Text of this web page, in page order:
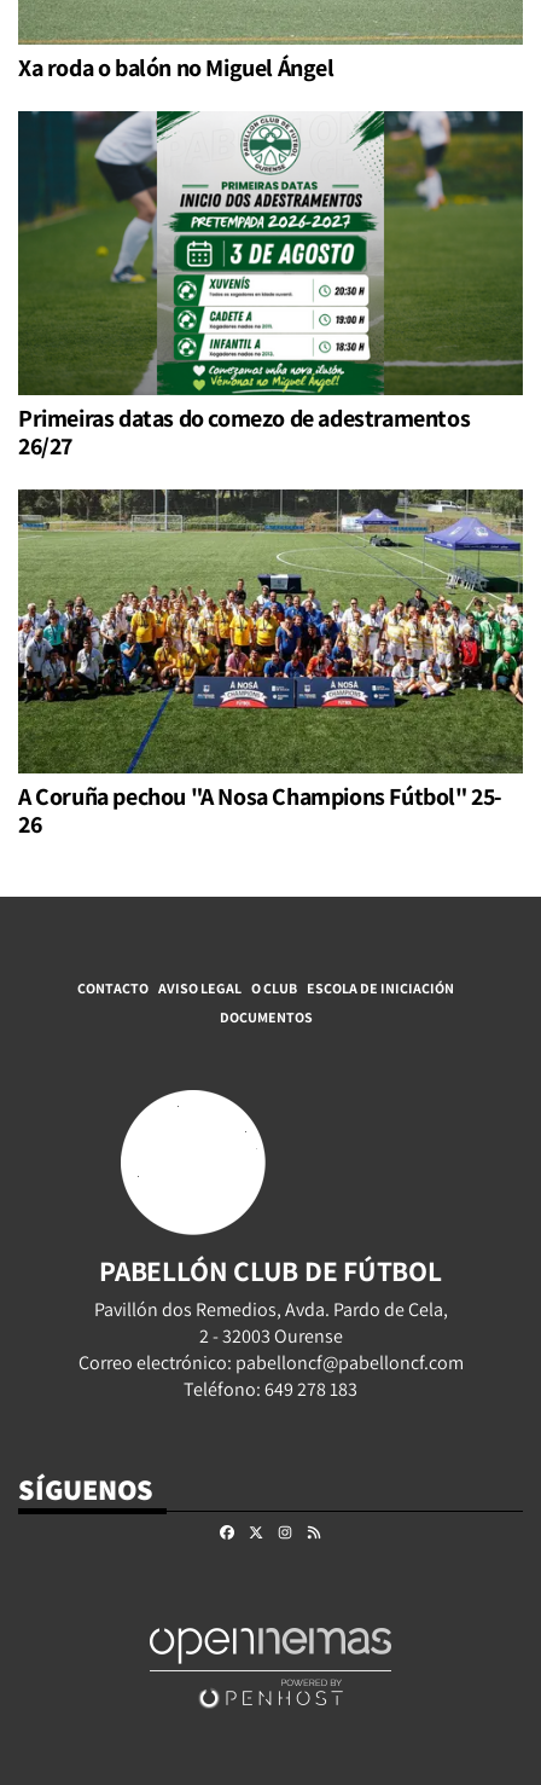
Xa roda o balón no Miguel Ángel
Primeiras datas do comezo de adestramentos
26/27
A Coruña pechou "A Nosa Champions Fútbol" 25-
26
CONTACTO AVISO LEGAL O CLUB ESCOLA DE INICIACIÓN
DOCUMENTOS
PABELLÓN CLUB DE FÚTBOL
Pavillón dos Remedios, Avda. Pardo de Cela,
2 - 32003 Ourense
Correo electrónico: pabelloncf@pabelloncf.com
Teléfono: 649 278 183
SÍGUENOS
FacebookInstagram